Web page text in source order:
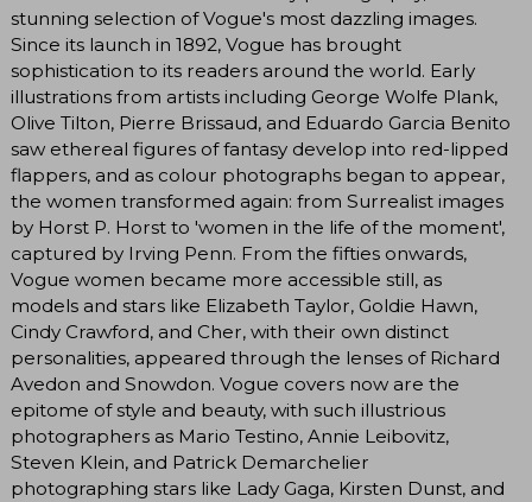
stunning selection of Vogue's most dazzling images.
Since its launch in 1892, Vogue has brought
sophistication to its readers around the world. Early
illustrations from artists including George Wolfe Plank,
Olive Tilton, Pierre Brissaud, and Eduardo Garcia Benito
saw ethereal figures of fantasy develop into red-lipped
flappers, and as colour photographs began to appear,
the women transformed again: from Surrealist images
by Horst P. Horst to 'women in the life of the moment',
captured by Irving Penn. From the fifties onwards,
Vogue women became more accessible still, as
models and stars like Elizabeth Taylor, Goldie Hawn,
Cindy Crawford, and Cher, with their own distinct
personalities, appeared through the lenses of Richard
Avedon and Snowdon. Vogue covers now are the
epitome of style and beauty, with such illustrious
photographers as Mario Testino, Annie Leibovitz,
Steven Klein, and Patrick Demarchelier
photographing stars like Lady Gaga, Kirsten Dunst, and